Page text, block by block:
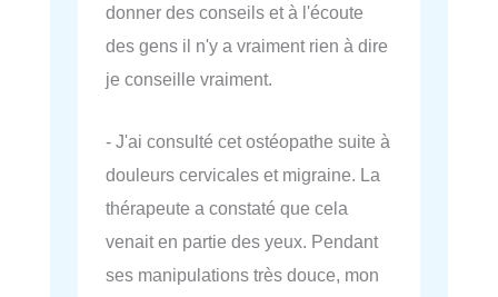
donner des conseils et à l'écoute
des gens il n'y a vraiment rien à dire
je conseille vraiment.
- J'ai consulté cet ostéopathe suite à
douleurs cervicales et migraine. La
thérapeute a constaté que cela
venait en partie des yeux. Pendant
ses manipulations très douce, mon